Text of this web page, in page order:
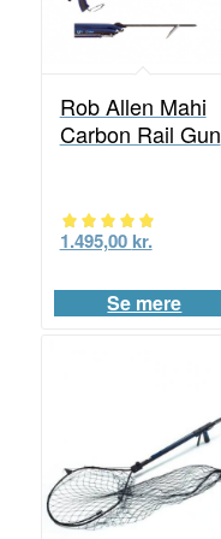
Rob Allen Mahi
Carbon Rail Gun
Vurderet
ud af 5
1.495,00 kr.
Se mere